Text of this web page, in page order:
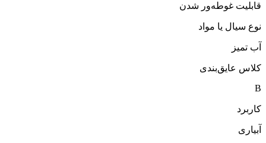
قابلیت غوطه‌ور شدن
نوع سیال یا مواد
آب تمیز
کلاس عایق‌بندی
B
کاربرد
آبیاری